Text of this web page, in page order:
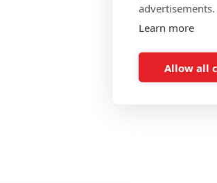
advertisements.
Learn more
Allow all